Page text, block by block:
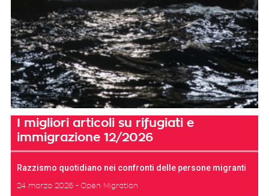
I migliori articoli su rifugiati e
immigrazione 12/2026
Razzismo quotidiano nei confronti delle persone migranti
24 marzo 2026 Open Migration